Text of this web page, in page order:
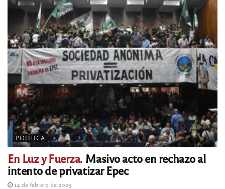
POLÍTICA
En Luz y Fuerza.Masivo acto en rechazo al
intento de privatizar Epec
14 de febrero de 2025